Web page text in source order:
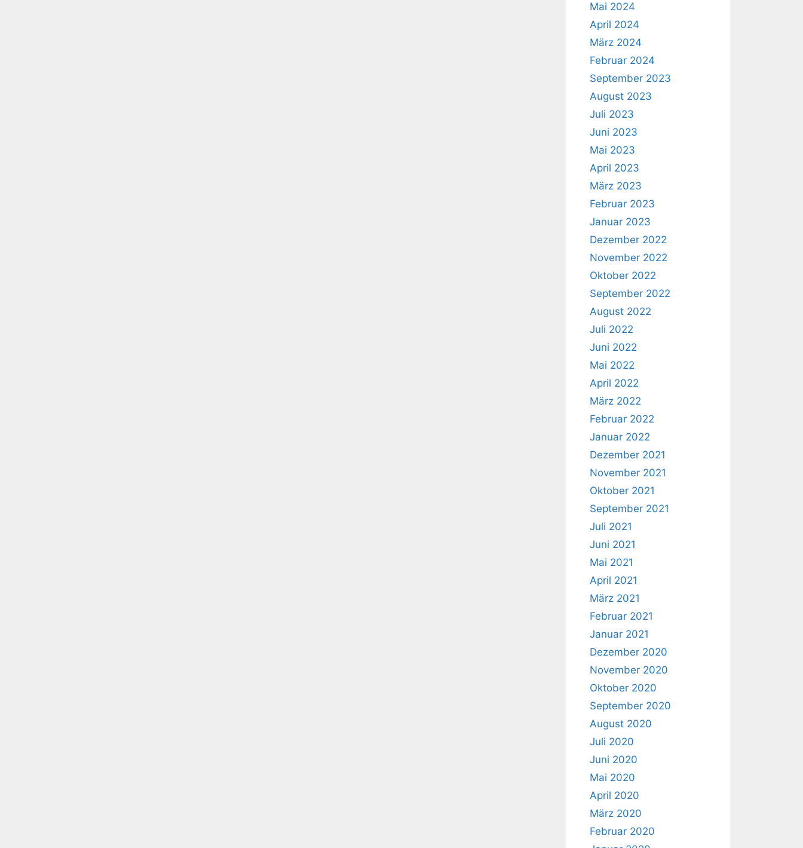
Mai 2024
April 2024
März 2024
Februar 2024
September 2023
August 2023
Juli 2023
Juni 2023
Mai 2023
April 2023
März 2023
Februar 2023
Januar 2023
Dezember 2022
November 2022
Oktober 2022
September 2022
August 2022
Juli 2022
Juni 2022
Mai 2022
April 2022
März 2022
Februar 2022
Januar 2022
Dezember 2021
November 2021
Oktober 2021
September 2021
Juli 2021
Juni 2021
Mai 2021
April 2021
März 2021
Februar 2021
Januar 2021
Dezember 2020
November 2020
Oktober 2020
September 2020
August 2020
Juli 2020
Juni 2020
Mai 2020
April 2020
März 2020
Februar 2020